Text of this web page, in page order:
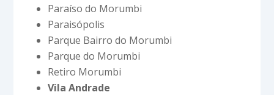
Paraíso do Morumbi
Paraisópolis
Parque Bairro do Morumbi
Parque do Morumbi
Retiro Morumbi
Vila Andrade